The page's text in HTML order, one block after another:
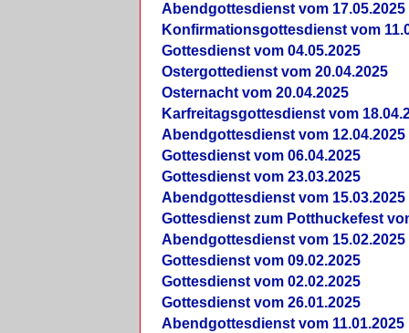
Abendgottesdienst vom 17.05.2025
Konfirmationsgottesdienst vom
Gottesdienst vom 04.05.2025
Ostergottedienst vom 20.04.2025
Osternacht vom 20.04.2025
Karfreitagsgottesdienst vom
Abendgottesdienst vom 12.04.2025
Gottesdienst vom 06.04.2025
Gottesdienst vom 23.03.2025
Abendgottesdienst vom 15.03.2025
Gottesdienst zum Potthuckefest
Abendgottesdienst vom 15.02.2025
Gottesdienst vom 09.02.2025
Gottesdienst vom 02.02.2025
Gottesdienst vom 26.01.2025
Abendgottesdienst vom 11.01.2025